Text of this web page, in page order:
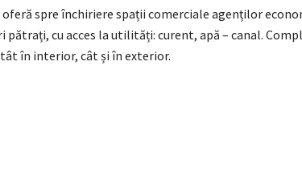
oferă spre închiriere spații comerciale agenților
pătrați, cu acces la utilități: curent, apă – canal.
în interior, cât și în exterior.